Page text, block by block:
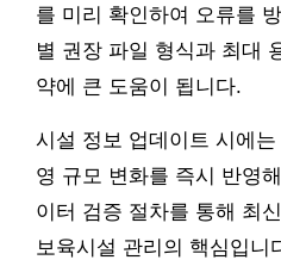
를 미리 확인하여 오류를
별 권장 파일 형식과 최대
약에 큰 도움이 됩니다.
시설 정보 업데이트 시에
영 규모 변화를 즉시 반영
이터 검증 절차를 통해 최
보육시설 관리의 핵심입니